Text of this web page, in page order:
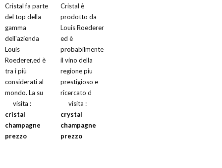
Cristal fa parte
del top della
gamma
dell'azienda
Louis
Roederer,ed è
tra i più
considerati al
mondo. La su
visita :
cristal
champagne
prezzo
Cristal è
prodotto da
Louis Roederer
ed è
probabilmente
il vino della
regione piu
prestigioso e
ricercato d
visita :
crystal
champagne
prezzo